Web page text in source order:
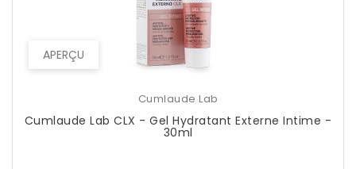
APERÇU
Cumlaude Lab
Cumlaude Lab CLX - Gel Hydratant Externe Intime -
30ml